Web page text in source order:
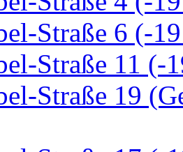
Straße 6 (-
Straße 11 (-
Straße 19